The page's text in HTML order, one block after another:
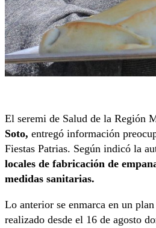
El seremi de Salud de la Región
Soto, entregó información
Fiestas Patrias. Según indicó la
locales de fabricación de
medidas sanitarias.
Lo anterior se enmarca en un
realizado desde el 16 de agosto